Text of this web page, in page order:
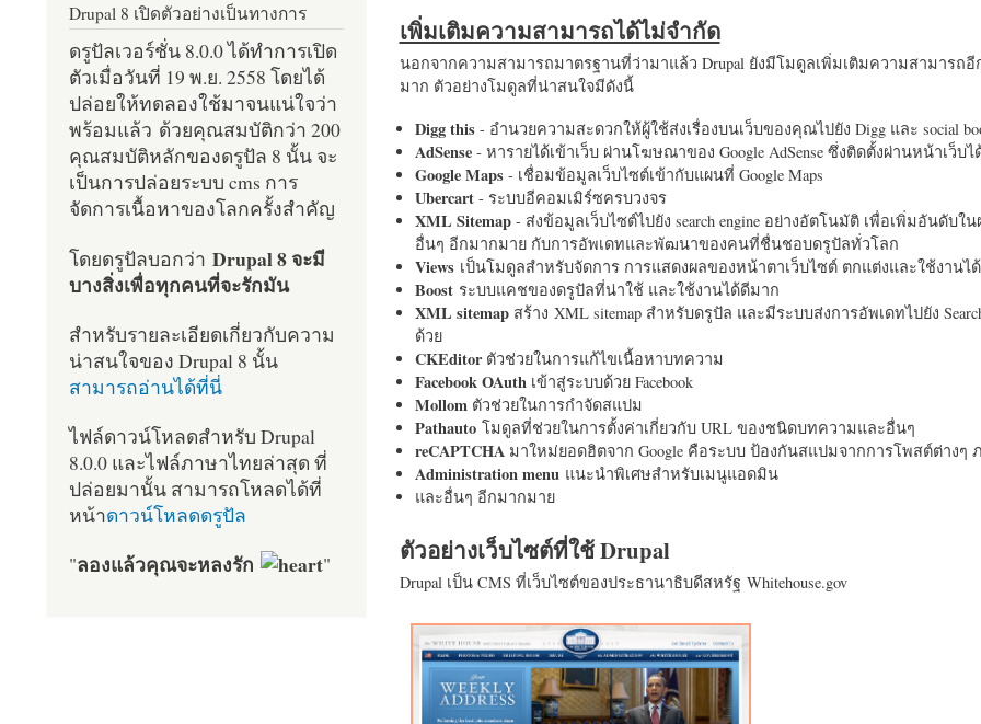
เพิ่มเติมความสามารถได้ไม่จำกัด
นอกจากความสามารถมาตรฐานที่ว่ามาแล้ว Drupal ยังมีโมดูลเพิ่มเติมความสามารถอี
มาก ตัวอย่างโมดูลที่น่าสนใจมีดังนี้
Digg this- อำนวยความสะดวกให้ผู้ใช้ส่งเรื่องบนเว็บของคุณไปยัง Digg และ social
AdSense- หารายได้เข้าเว็บ ผ่านโฆษณาของ Google AdSense ซึ่งติดตั้งผ่านหน้าเว็บไ
Google Maps- เชื่อมข้อมูลเว็บไซต์เข้ากับแผนที่ Google Maps
Ubercart- ระบบอีคอมเมิร์ซครบวงจร
XML Sitemap- ส่งข้อมูลเว็บไซต์ไปยัง search engine อย่างอัตโนมัติ เพื่อเพิ่มอันดับใ
อื่นๆ อีกมากมาย กับการอัพเดทและพัฒนาของคนที่ชื่นชอบดรูปัลทั่วโลก
Views เป็นโมดูลสำหรับจัดการ การแสดงผลของหน้าตาเว็บไซต์ ตกแต่งและใช้งานไ
Boost ระบบแคชของดรูปัลที่น่าใช้ และใช้งานได้ดีมาก
XML sitemapสร้าง XML sitemap สำหรับดรูปัล และมีระบบส่งการอัพเดทไปยัง
ด้วย
CKEditorตัวช่วยในการแก้ไขเนื้อหาบทความ
Facebook OAuth เข้าสู่ระบบด้วย Facebook
Mollom ตัวช่วยในการกำจัดสแปม
Pathautoโมดูลที่ช่วยในการตั้งค่าเกี่ยวกับ URL ของชนิดบทความและอื่นๆ
reCAPTCHA มาใหม่ยอดฮิตจาก Google คือระบบ ป้องกันสแปมจากการโพสต์ต่างๆ
Administration menu แนะนำพิเศษสำหรับเมนูแอดมิน
และอื่นๆ อีกมากมาย
ตัวอย่างเว็บไซต์ที่ใช้ Drupal
Drupal เป็น CMS ที่เว็บไซต์ของประธานาธิบดีสหรัฐ Whitehouse.gov
Drupal 8 เปิดตัวอย่างเป็นทางการ
ดรูปัลเวอร์ชั่น 8.0.0 ได้ทำการเปิด
ตัวเมื่อวันที่ 19 พ.ย. 2558 โดยได้
ปล่อยให้ทดลองใช้มาจนแน่ใจว่า
พร้อมแล้ว ด้วยคุณสมบัติกว่า 200
คุณสมบัติหลักของดรูปัล 8 นั้น จะ
เป็นการปล่อยระบบ cms การ
จัดการเนื้อหาของโลกครั้งสำคัญ
โดยดรูปัลบอกว่า Drupal 8 จะมี
บางสิ่งเพื่อทุกคนที่จะรักมัน
สำหรับรายละเอียดเกี่ยวกับความ
น่าสนใจของ Drupal 8 นั้น
สามารถอ่านได้ที่นี่
ไฟล์ดาวน์โหลดสำหรับ Drupal
8.0.0 และไฟล์ภาษาไทยล่าสุด ที่
ปล่อยมานั้น สามารถโหลดได้ที่
หน้าดาวน์โหลดดรูปัล
"ลองแล้วคุณจะหลงรัก "